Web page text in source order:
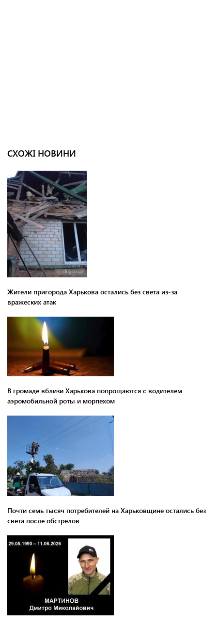
СХОЖІ НОВИНИ
Жители пригорода Харькова остались без света из-за
вражеских атак
В громаде вблизи Харькова попрощаются с водителем
аэромобильной роты и морпехом
Почти семь тысяч потребителей на Харьковщине остались без
света после обстрелов